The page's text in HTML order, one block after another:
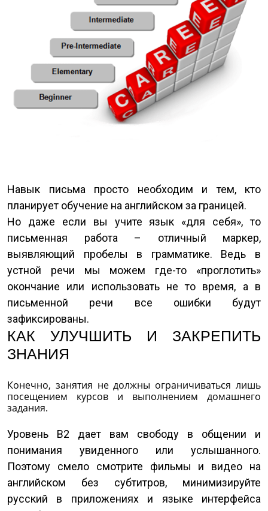
Навык письма просто необходим и тем, кто
планирует обучение на английском за границей.
Но даже если вы учите язык «для себя», то
письменная работа – отличный маркер,
выявляющий пробелы в грамматике. Ведь в
устной речи мы можем где-то «проглотить»
окончание или использовать не то время, а в
письменной речи все ошибки будут
зафиксированы.
КАК УЛУЧШИТЬ И ЗАКРЕПИТЬ
ЗНАНИЯ
Конечно, занятия не должны ограничиваться лишь
посещением курсов и выполнением домашнего
задания.
Уровень В2 дает вам свободу в общении и
понимания увиденного или услышанного.
Поэтому смело смотрите фильмы и видео на
английском без субтитров, минимизируйте
русский в приложениях и языке интерфейса